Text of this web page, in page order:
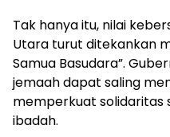
Tak hanya itu, nilai
Utara turut ditekankan
Samua Basudara”.
jemaah dapat saling
memperkuat solidaritas
ibadah.